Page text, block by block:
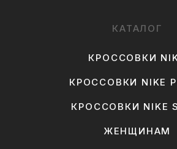
КАТАЛОГ
КРОССОВКИ
КРОССОВКИ NIKE
КРОССОВКИ NIKE
ЖЕНЩИНАМ